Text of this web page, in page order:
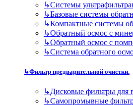
↳Cистемы
↳Базовые системы
↳Компактные системы
↳Обратный осмос с
↳Обратный осмос с
↳Система обратного
↳Фильтр предварительной очистки.
↳Дисковые фильтры для
↳Самопромывные